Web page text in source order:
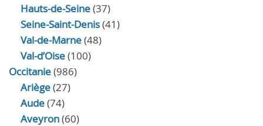
Hauts-de-Seine(37)
Seine-Saint-Denis(41)
Val-de-Marne(48)
Val-d’Oise(100)
Occitanie(986)
Ariège(27)
Aude(74)
Aveyron(60)